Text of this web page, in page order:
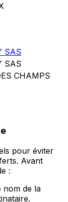
SAS
SAS
CHAMPS
pour éviter
Avant
:
nom de la